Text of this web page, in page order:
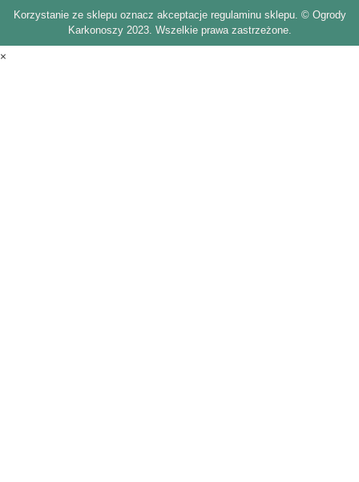
Korzystanie ze sklepu oznacz akceptacje regulaminu sklepu. © Ogrody
Karkonoszy 2023. Wszelkie prawa zastrzeżone.
×